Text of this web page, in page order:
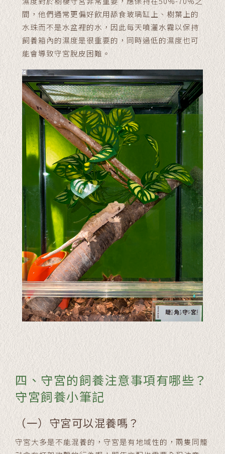
間，他們通常更偏好飲用舔食玻璃缸上、樹葉上的
水珠而不是水盆裡的水，因此每天噴灑水霧以保持
飼養箱內的濕度是很重要的，同時過低的濕度也可
能會導致守宮脫皮困難。
四、守宮的飼養注意事項有哪些？
守宮飼養小筆記
（一）守宮可以混養嗎？
守宮大多是不能混養的，守宮是有地域性的，兩隻同籠